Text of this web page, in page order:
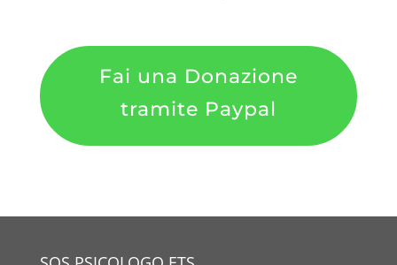
Fai una Donazione
tramite Paypal